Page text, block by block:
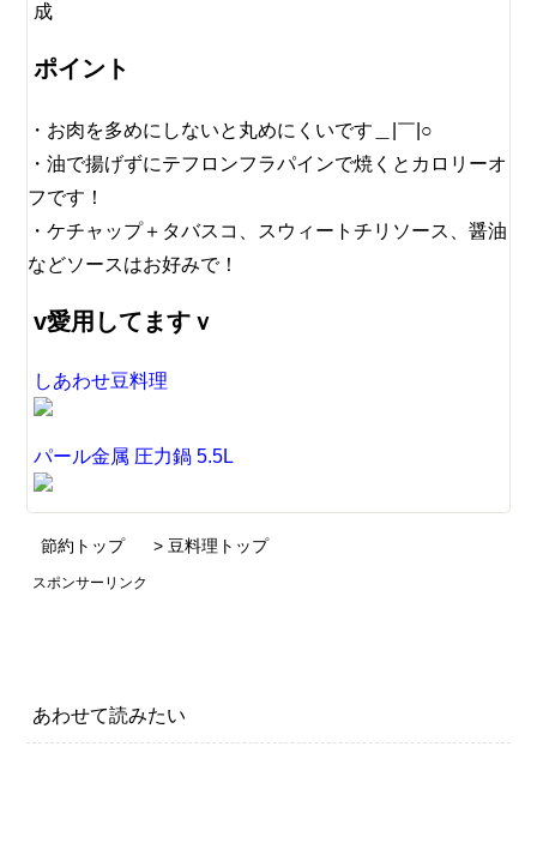
成
ポイント
お肉を多めにしないと丸めにくいです＿|￣|○
油で揚げずにテフロンフラパインで焼くとカロリーオ
フです！
ケチャップ＋タバスコ、スウィートチリソース、醤油
などソースはお好みで！
v愛用してますｖ
しあわせ豆料理
パール金属 圧力鍋 5.5L
節約トップ > 豆料理トップ
スポンサーリンク
あわせて読みたい